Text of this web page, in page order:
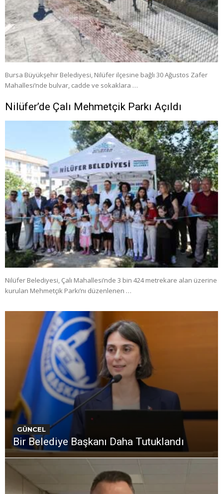
Bursa Büyükşehir Belediyesi, Nilüfer ilçesine bağlı 30 Ağustos Zafer
Mahallesi’nde bulvar, cadde ve sokaklara …
Nilüfer’de Çalı Mehmetçik Parkı Açıldı
Nilüfer Belediyesi, Çalı Mahallesi’nde 3 bin 424 metrekare alan üzerine
kurulan Mehmetçik Parkı’nı düzenlenen …
GÜNCEL
Bir Belediye Başkanı Daha Tutuklandı